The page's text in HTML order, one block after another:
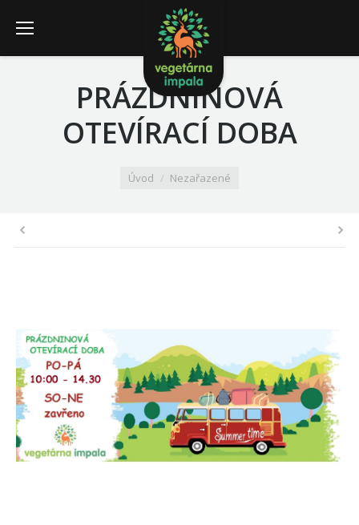
PRÁZDNINOVÁ
OTEVÍRACÍ DOBA
Úvod Nezařazené